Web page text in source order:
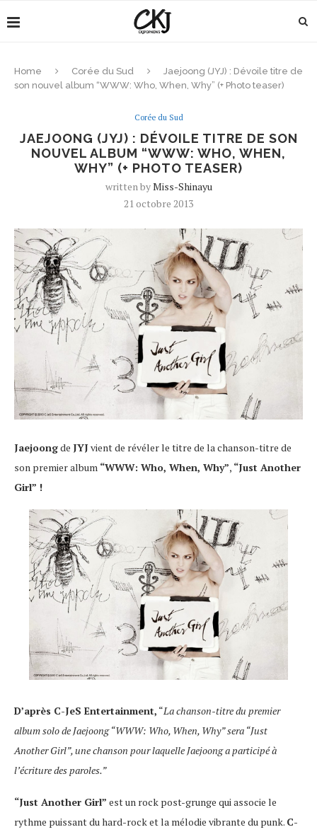
Home Corée du Sud
Jaejoong (JYJ) : Dévoile titre de
son nouvel album “WWW: Who, When, Why” (+ Photo teaser)
Corée du Sud
JAEJOONG (JYJ) : DÉVOILE TITRE DE SON
NOUVEL ALBUM “WWW: WHO, WHEN,
WHY” (+ PHOTO TEASER)
written byMiss-Shinayu
21 octobre 2013
Jaejoongde JYJvient de révéler le titre de la chanson-titre de
son premier album “WWW: Who, When, Why”, “Just Another
Girl” !
D’après C-JeS Entertainment, “La chanson-titre du premier
album solo de Jaejoong “WWW: Who, When, Why” sera “Just
Another Girl”, une chanson pour laquelle Jaejoong a participé à
l’écriture des paroles.”
“Just Another Girl” est un rock post-grunge qui associe le
rythme puissant du hard-rock et la mélodie vibrante du punk. C-